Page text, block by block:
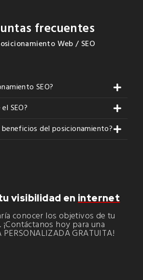
frecuentes
Web / SEO
SEO?
SEO?
beneficios del posicionamiento?
visibilidad en internet
conocer los objetivos de tu
hoy para una
PERSONALIZADA GRATUITA!